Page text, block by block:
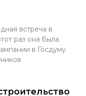
встреча в
раз она была
в Госдуму